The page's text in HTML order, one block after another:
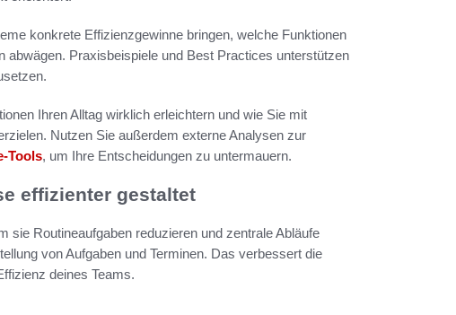
konkrete Effizienzgewinne bringen, welche Funktionen
abwägen. Praxisbeispiele und Best Practices unterstützen
Ihren Alltag wirklich erleichtern und wie Sie mit
Nutzen Sie außerdem externe Analysen zur
Tools, um Ihre Entscheidungen zu untermauern.
effizienter gestaltet
Routineaufgaben reduzieren und zentrale Abläufe
von Aufgaben und Terminen. Das verbessert die
deines Teams.